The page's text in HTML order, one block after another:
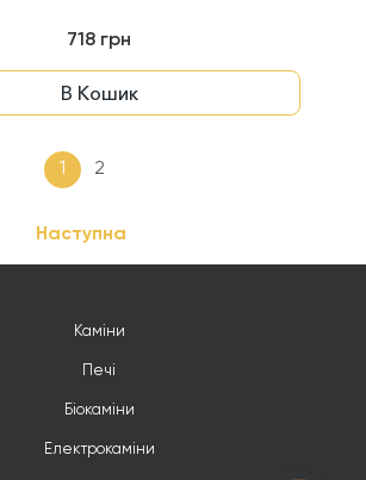
718 грн
В Кошик
1 2
Наступна
Каміни
Печі
Біокаміни
Електрокаміни